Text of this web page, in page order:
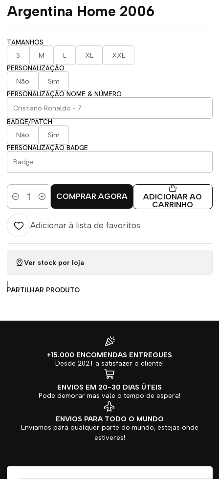
Argentina Home 2006
TAMANHOS
S
M L XL
XXL
PERSONALIZAÇÃO
Não
Sim
PERSONALIZAÇÃO NOME & NÚMERO
BADGE/PATCH
Não
Sim
PERSONALIZAÇÃO BADGE
Quantidade
ADICIONAR AO
CARRINHO
COMPRAR AGORA
Adicionar à lista de favoritos
Ver stock por loja
|
PARTILHAR PRODUTO
+15.000 ENCOMENDAS ENTREGUES
Desde 2021 a satisfazer o cliente!
ENVIOS EM 20-30 DIAS ÚTEIS
Pode demorar mas vale o tempo de espera!
ENVIOS PARA TODO O MUNDO
Enviamos para qualquer parte do mundo, estejas onde
estiveres!